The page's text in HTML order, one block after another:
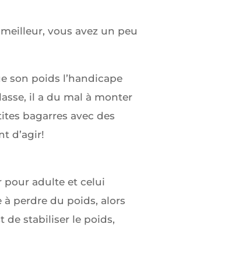
vous avez un peu
son poids l’handicape
il a du mal à monter
bagarres avec des
d’agir!
pour adulte et celui
à perdre du poids, alors
de stabiliser le poids,